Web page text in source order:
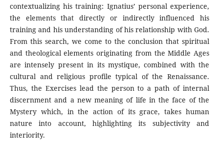
contextualizing his training: Ignatius’ personal experience,
the elements that directly or indirectly influenced his
training and his understanding of his relationship with God.
From this search, we come to the conclusion that spiritual
and theological elements originating from the Middle Ages
are intensely present in its mystique, combined with the
cultural and religious profile typical of the Renaissance.
Thus, the Exercises lead the person to a path of internal
discernment and a new meaning of life in the face of the
Mystery which, in the action of its grace, takes human
nature into account, highlighting its subjectivity and
interiority.